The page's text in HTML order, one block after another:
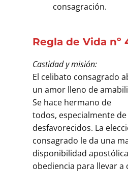
consagración.
Regla de Vida nº
Castidad y misión:
El celibato consagrado
un amor lleno de
Se hace hermano de
todos, especialmente
desfavorecidos. La
consagrado le da una
disponibilidad
obediencia para llevar a